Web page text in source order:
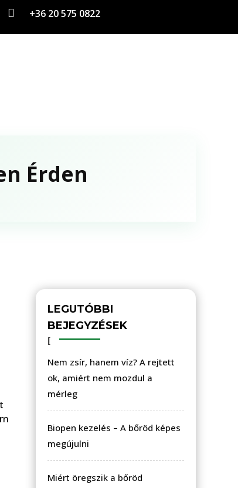
 +36 20 575 0822
Érden
LEGUTÓBBI
BEJEGYZÉSEK
Nem zsír, hanem víz? A rejtett
ok, amiért nem mozdul a
mérleg
Biopen kezelés – A bőröd képes
megújulni
Miért öregszik a bőröd